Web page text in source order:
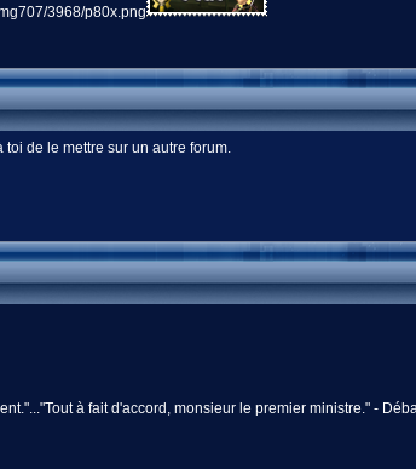
de le mettre sur un autre forum.
à fait d'accord, monsieur le premier ministre." -